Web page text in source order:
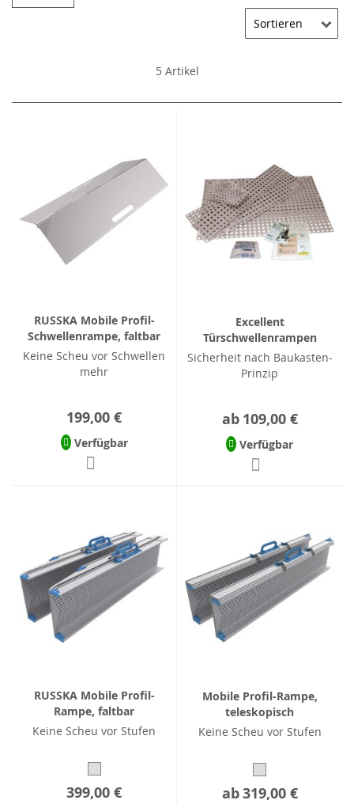
5Artikel
RUSSKA Mobile Profil-
Schwellenrampe, faltbar
Keine Scheu vor Schwellen
mehr
199,00 €
Verfügbar
Excellent
Türschwellenrampen
Sicherheit nach Baukasten-
Prinzip
ab 109,00 €
Verfügbar
RUSSKA Mobile Profil-
Rampe, faltbar
Keine Scheu vor Stufen
399,00 €
Mobile Profil-Rampe,
teleskopisch
Keine Scheu vor Stufen
ab319,00 €